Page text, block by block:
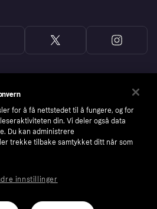
for å få nettstedet til å fungere, og for
din. Vi deler også data
Du kan administrere
trekke tilbake samtykket ditt når som
innstillinger